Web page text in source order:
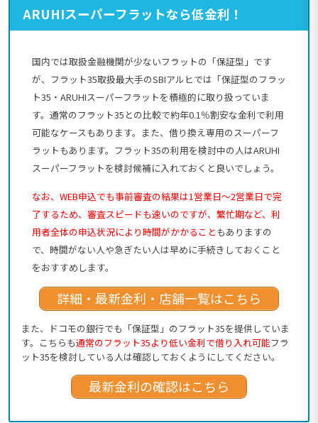
ARUHIスーパーフラットなら低金利！
国内では取扱金融機関が少ないフラットの「保証型」です
が、フラット35取扱最大手のSBIアルヒでは「保証型のフラッ
ト35・ARUHIスーパーフラットを積極的に取り扱っていま
す。通常のフラット35との比較で約年0.1％割安な金利で利用
可能なケースもあります。また、借り換え専用のスーパーフ
ラットもあります。フラット35の利用を検討中の人はARUHI
スーパーフラットを検討候補に入れておくと良いでしょう。
なお、WEB申込でも事前審査の結果は1営業日～2営業日で完
了するため、審査スピードも速いのですが、繁忙期など、利
用者全体の申込状況により時間がかかることもありますの
で、時間がない人や急ぎたい人は早めに手続きしておくこと
をおすすめします。
詳細・最新金利・店舗一覧はこちら
また、ドコモの銀行でも「保証型」のフラット35を提供していま
す。こちらも通常のフラット35より低い金利で借り入れ可能フラ
ット35を検討している人は確認しておくようにしてください。
最新金利の確認はこちら